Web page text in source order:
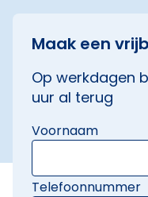
Maak een
Op werkdagen
uur al terug
Voornaam
Telefoonnummer